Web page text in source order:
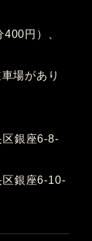
円）、
場があり
銀座6-8-
銀座6-10-